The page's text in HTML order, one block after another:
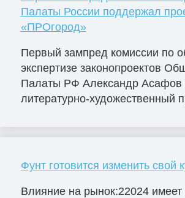
Палаты России поддержал
«ПРОгород»
Первый зампред комиссии по
экспертизе законопроектов
Палаты РФ Александр Асафов
литературно-художественный
Фунт готовится изменить свой
Влияние на рынок:22024